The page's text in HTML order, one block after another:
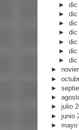
►
►
►
►
►
►
►
►
►
►
►
► julio
► junio
► mayo